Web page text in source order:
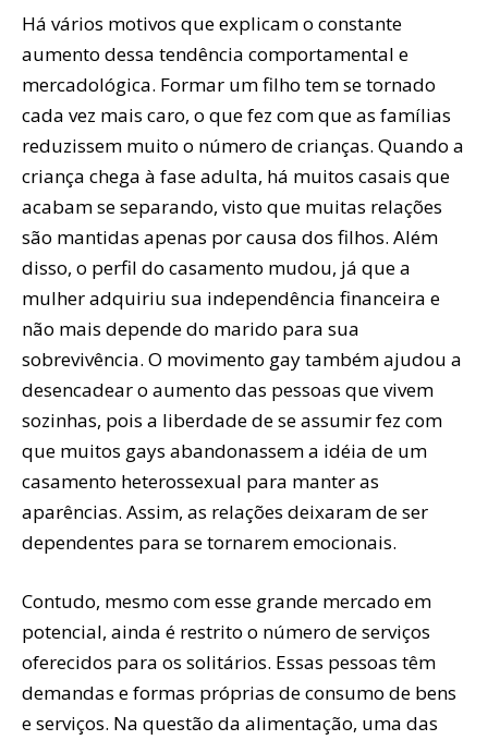
Há vários motivos que explicam o constante
aumento dessa tendência comportamental e
mercadológica. Formar um filho tem se tornado
cada vez mais caro, o que fez com que as famílias
reduzissem muito o número de crianças. Quando a
criança chega à fase adulta, há muitos casais que
acabam se separando, visto que muitas relações
são mantidas apenas por causa dos filhos. Além
disso, o perfil do casamento mudou, já que a
mulher adquiriu sua independência financeira e
não mais depende do marido para sua
sobrevivência. O movimento gay também ajudou a
desencadear o aumento das pessoas que vivem
sozinhas, pois a liberdade de se assumir fez com
que muitos gays abandonassem a idéia de um
casamento heterossexual para manter as
aparências. Assim, as relações deixaram de ser
dependentes para se tornarem emocionais.
Contudo, mesmo com esse grande mercado em
potencial, ainda é restrito o número de serviços
oferecidos para os solitários. Essas pessoas têm
demandas e formas próprias de consumo de bens
e serviços. Na questão da alimentação, uma das